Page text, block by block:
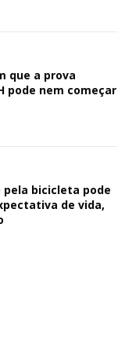
que a prova
pode nem começar
pela bicicleta pode
de vida,